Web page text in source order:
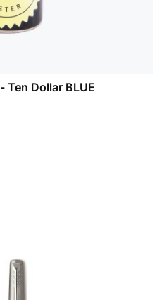
Oster Signature Atrament - Ten Dollar BLUE